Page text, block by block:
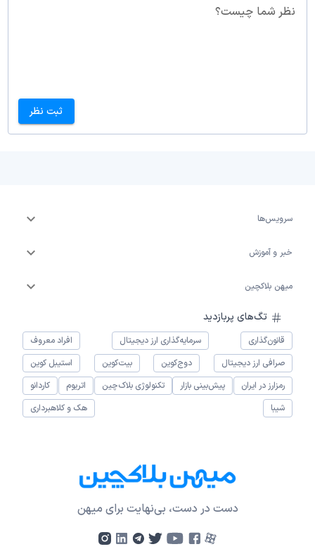
نظر شما چیست؟
ثبت نظر
سرویس‌ها
خبر و آموزش
میهن بلاکچین
تگ‌های پربازدید
قانون‌گذاری سرمایه‌گذاری ارز دیجیتال
افراد معروف
صرافی ارز دیجیتال
دوج‌کوین بیت‌کوین
استیبل کوین
رمزارز در ایران
پیش‌بینی بازار تکنولوژی بلاک‌چین اتریوم
کاردانو
شیبا
هک و کلاهبرداری
دست در دست، بی‌نهایت برای میهن